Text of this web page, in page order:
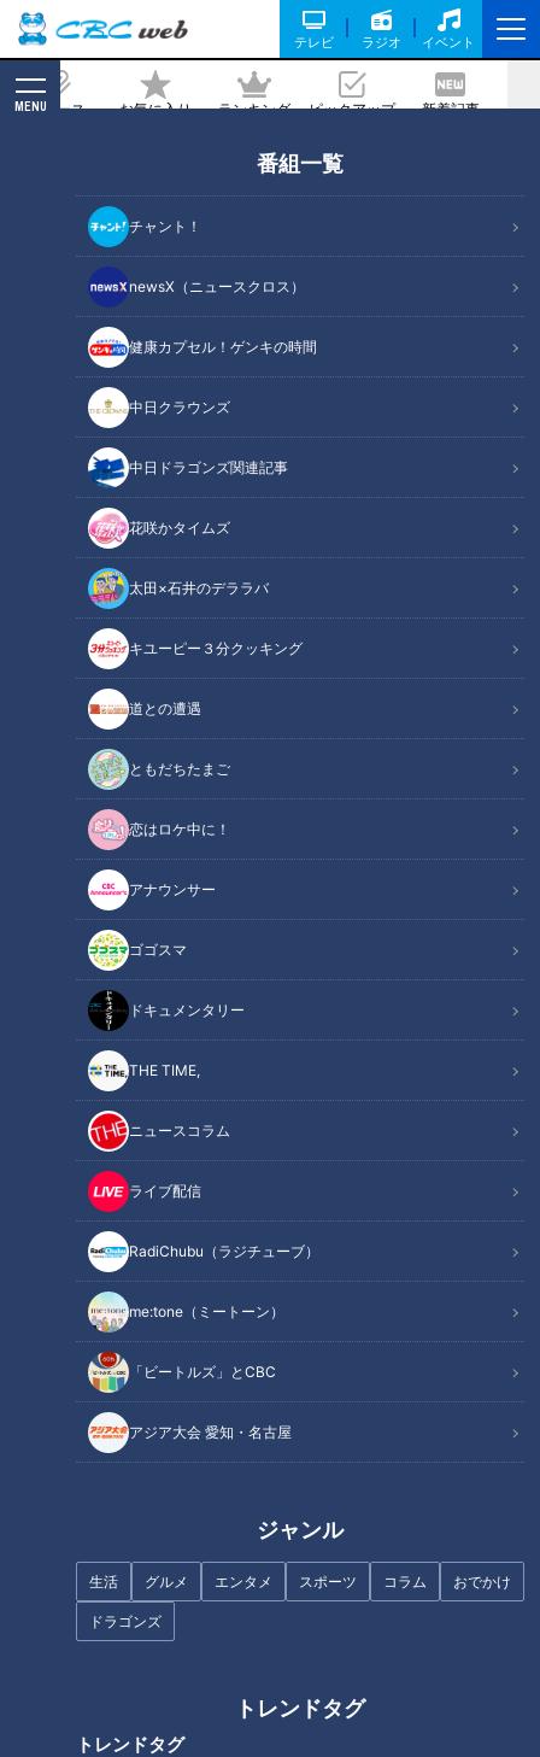
テレビ ラジオ イベント
ニュース お気に入り ランキング ピックアップ 新着記事
MENU
番組一覧
チャント！
newsX（ニュースクロス）
健康カプセル！ゲンキの時間
中日クラウンズ
中日ドラゴンズ関連記事
花咲かタイムズ
太田×石井のデララバ
キユーピー３分クッキング
道との遭遇
ともだちたまご
恋はロケ中に！
アナウンサー
ゴゴスマ
ドキュメンタリー
THE TIME,
ニュースコラム
ライブ配信
RadiChubu（ラジチューブ）
me:tone（ミートーン）
「ビートルズ」とCBC
アジア大会 愛知・名古屋
ジャンル
生活 グルメ エンタメ スポーツ コラム おでかけ
ドラゴンズ
トレンドタグ
トレンドタグ
元キャプテン～愛しのドラゴンズ！２０
２５
記事に戻る
柳裕也投手(C)CBCテレビ
この記事の画像（全6枚）
記事に戻る
この記事を見たあなたへのおすすめ
中日ドラゴンズ勝野、岡林、若
竜投打の二人 今だから言える昨
年活躍できた裏話
てた」
ドラゴンズの黄金期をともに支
えた浅尾拓也投手コーチと侍ジ
ャパン投手コーチ・吉見一起氏
ならではの親密トーク、そして